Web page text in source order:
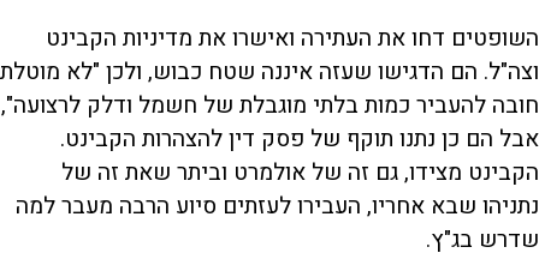
השופטים דחו את העתירה ואישרו את מדיניות הקבינט
וצה"ל. הם הדגישו שעזה איננה שטח כבוש, ולכן "לא מוטלת
חובה להעביר כמות בלתי מוגבלת של חשמל ודלק לרצועה",
אבל הם כן נתנו תוקף של פסק דין להצהרות הקבינט.
הקבינט מצידו, גם זה של אולמרט וביתר שאת זה של
נתניהו שבא אחריו, העבירו לעזתים סיוע הרבה מעבר למה
שדרש בג"ץ.